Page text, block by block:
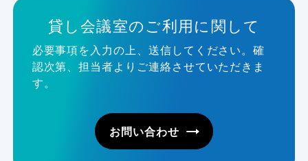
貸し会議室のご利用に関して
必要事項を入力の上、送信してください。確
認次第、担当者よりご連絡させていただきま
す。
お問い合わせ